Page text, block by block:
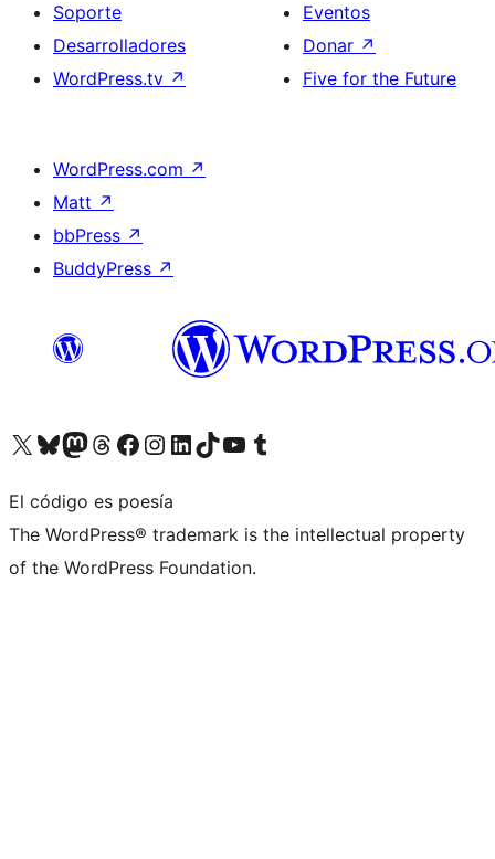
Soporte
Desarrolladores
WordPress.tv ↗
Eventos
Donar ↗
Five for the Future
WordPress.com ↗
Matt ↗
bbPress ↗
BuddyPress ↗
Visita nuestra cuenta de X (anteriormente Twitter)
Visita nuestra cuenta de Bluesky
Visita nuestra cuenta de Mastodon
Visita nuestra cuenta de Threads
Visita nuestra página de Facebook
Visita nuestra cuenta de Instagram
Visita nuestra cuenta de LinkedIn
Visita nuestra cuenta de TikTok
Visita nuestro canal de YouTube
Visita nuestra cuenta de Tumblr
El código es poesía
The WordPress® trademark is the intellectual property
of the WordPress Foundation.